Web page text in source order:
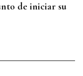
de iniciar su